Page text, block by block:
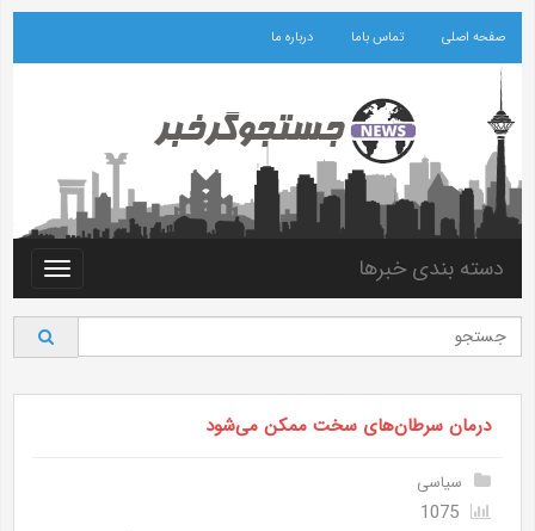
صفحه اصلی تماس باما درباره ما
Toggle
دسته بندی خبرها
درمان سرطان‌های سخت ممکن می‌شود
سیاسی